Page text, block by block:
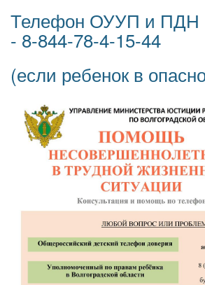
Телефон ОУУП и ПДН
- 8-844-78-4-15-44
(если ребенок в